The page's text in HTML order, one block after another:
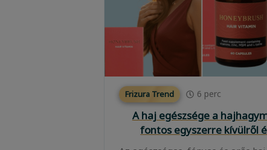
Frizura Trend 6 perc
A haj egészsége a
fontos egyszerre kívülről